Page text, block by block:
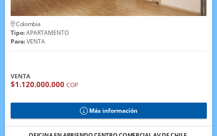
Colombia
Tipo:APARTAMENTO
Para:VENTA
VENTA
$1.120.000.000 COP
Más información